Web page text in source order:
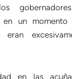
en un
eran
en las